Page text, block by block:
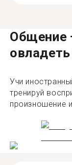
Общение
Учи
тренируй
произношение